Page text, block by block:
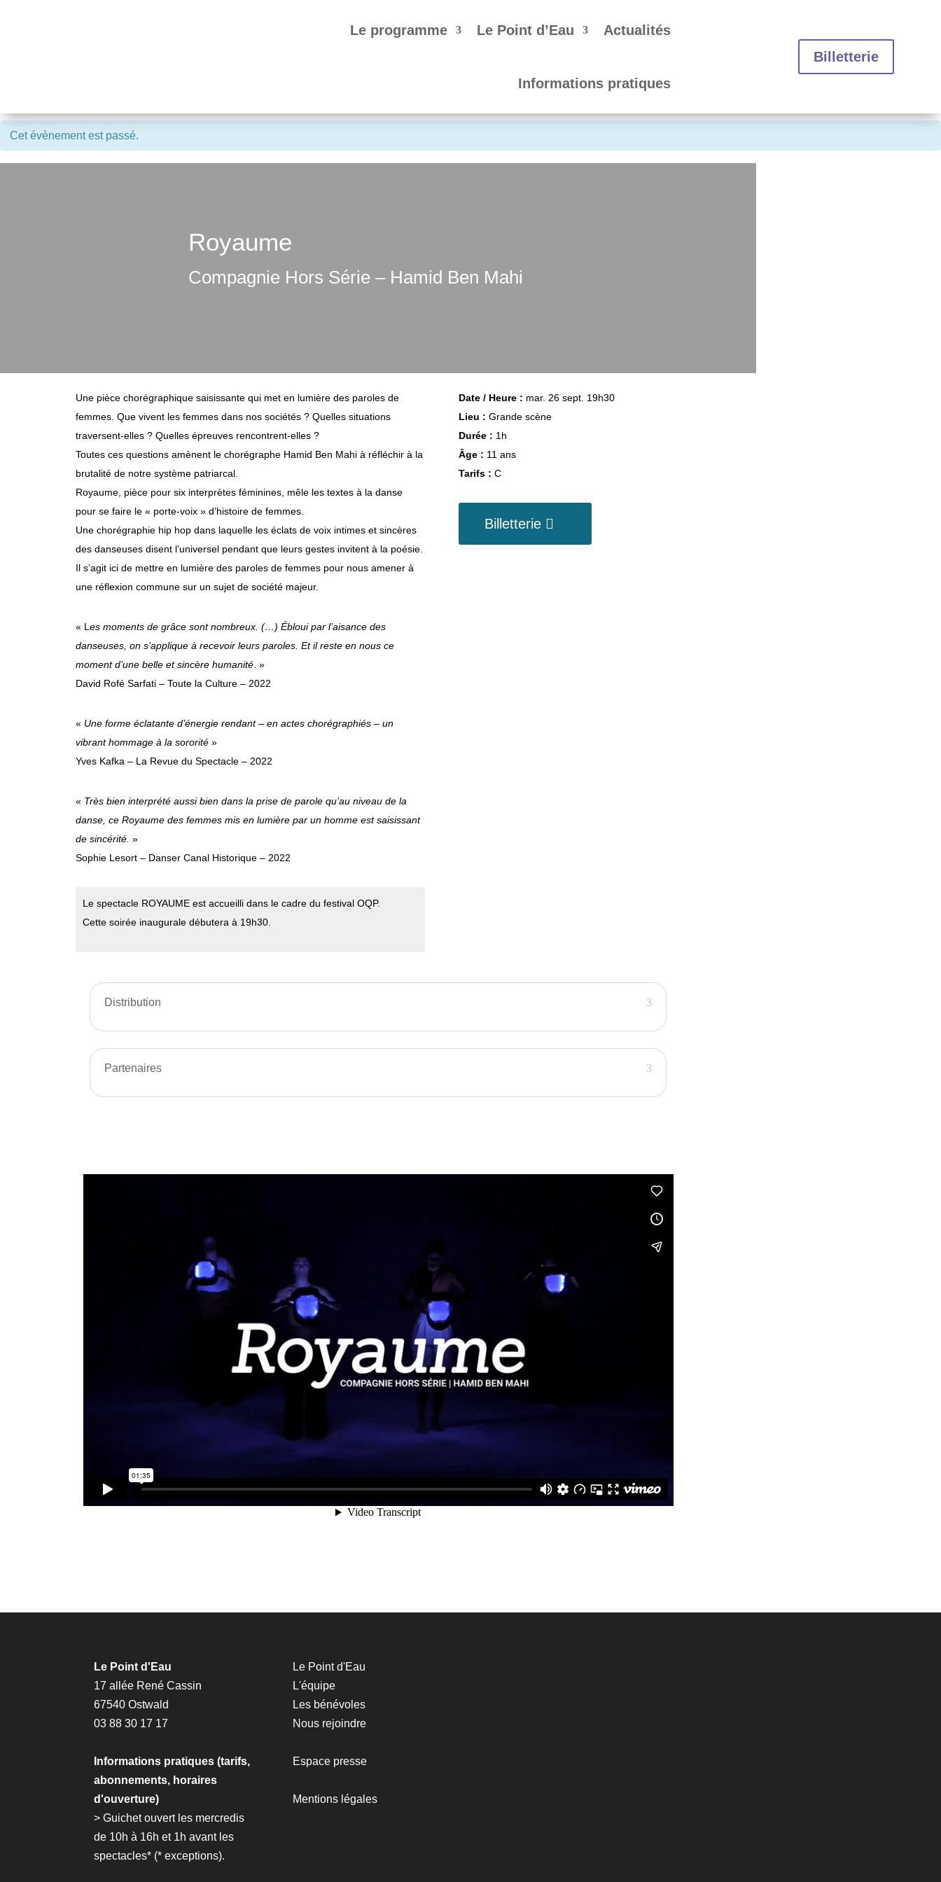
Le programme Le Point d’Eau Actualités
Informations pratiques
Billetterie
Cet évènement est passé.
Royaume
Compagnie Hors Série – Hamid Ben Mahi
Une pièce chorégraphique saisissante qui met en lumière des paroles de
femmes. Que vivent les femmes dans nos sociétés ? Quelles situations
traversent-elles ? Quelles épreuves rencontrent-elles ?
Toutes ces questions amènent le chorégraphe Hamid Ben Mahi à réfléchir à la
brutalité de notre système patriarcal.
Royaume, pièce pour six interprètes féminines, mêle les textes à la danse
pour se faire le « porte-voix » d’histoire de femmes.
Une chorégraphie hip hop dans laquelle les éclats de voix intimes et sincères
des danseuses disent l’universel pendant que leurs gestes invitent à la poésie.
Il s’agit ici de mettre en lumière des paroles de femmes pour nous amener à
une réflexion commune sur un sujet de société majeur.
« L es moments de grâce sont nombreux. (…) Ébloui par l’aisance des
danseuses, on s’applique à recevoir leurs paroles. Et il reste en nous ce
moment d’une belle et sincère humanité . »
David Rofé Sarfati – Toute la Culture – 2022
« Une forme éclatante d’énergie rendant – en actes chorégraphiés – un
vibrant hommage à la sororité »
Yves Kafka – La Revue du Spectacle – 2022
« Très bien interprété aussi bien dans la prise de parole qu’au niveau de la
danse, ce Royaume des femmes mis en lumière par un homme est saisissant
de sincérité. »
Sophie Lesort – Danser Canal Historique – 2022
Le spectacle ROYAUME est accueilli dans le cadre du festival OQP.
Cette soirée inaugurale débutera à 19h30.
Date / Heure : mar. 26 sept. 19h30
Lieu : Grande scène
Durée : 1h
Âge : 11 ans
Tarifs : C
Billetterie
Distribution
Partenaires
Le Point d'Eau
17 allée René Cassin
67540 Ostwald
03 88 30 17 17
Informations pratiques (tarifs,
abonnements, horaires
d'ouverture)
> Guichet ouvert les mercredis
de 10h à 16h et 1h avant les
spectacles* (*exceptions).
Le Point d'Eau
L'équipe
Les bénévoles
Nous rejoindre
Espace presse
Mentions légales